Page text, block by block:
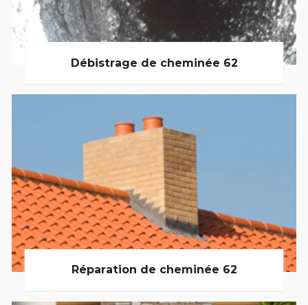
Débistrage de cheminée 62
Réparation de cheminée 62